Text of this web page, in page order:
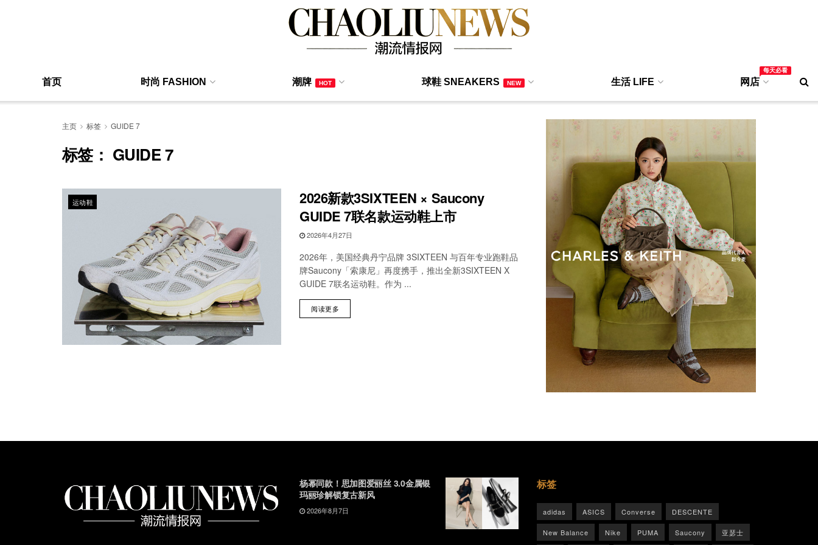
首页 时尚 FASHION 潮牌 HOT 球鞋 SNEAKERS NEW 生活 LIFE 网店
每天必看
主页 标签 GUIDE 7
标签： GUIDE 7
运动鞋
2026新款3SIXTEEN × Saucony
GUIDE 7联名款运动鞋上市
2026年4月27日
2026年，美国经典丹宁品牌 3SIXTEEN 与百年专业跑鞋品
牌Saucony「索康尼」再度携手，推出全新3SIXTEEN X
GUIDE 7联名运动鞋。作为 ...
阅读更多
杨幂同款！思加图爱丽丝 3.0金属银
玛丽珍解锁复古新风
2026年8月7日
标签
adidas ASICS Converse DESCENTE
New Balance Nike PUMA Saucony 亚瑟士